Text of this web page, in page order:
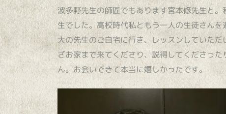
波多野先生の師匠でもあります宮本修先生と
生でした。高校時代私ともう一人の生徒さん
大の先生のご自宅に行き、レッスンしていた
ざお家まで来てくださり、説得してくださっ
ん。お会いできて本当に嬉しかったです。